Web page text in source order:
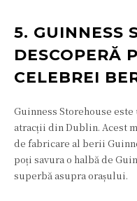
5. GUINNESS
DESCOPERĂ
CELEBREI
Guinness Storehouse
atracții din Dublin. Acest
de fabricare al berii
poți savura o halbă de
superbă asupra orașului.